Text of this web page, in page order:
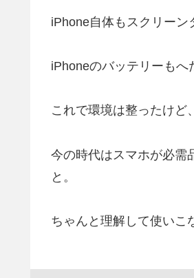
iPhone自体もスクリーン
iPhoneのバッテリーもへ
これで環境は整ったけど
今の時代はスマホが必需
と。
ちゃんと理解して使いこ